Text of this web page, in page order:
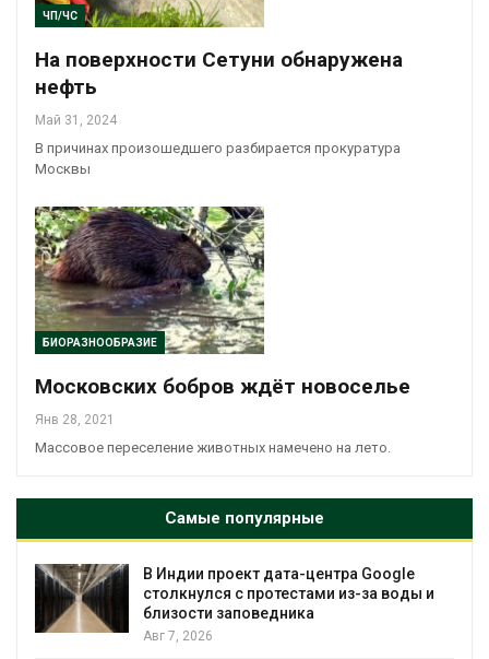
ЧП/ЧС
На поверхности Сетуни обнаружена
нефть
Май 31, 2024
В причинах произошедшего разбирается прокуратура
Москвы
БИОРАЗНООБРАЗИЕ
Московских бобров ждёт новоселье
Янв 28, 2021
Массовое переселение животных намечено на лето.
Самые популярные
В Индии проект дата-центра Google
столкнулся с протестами из-за воды и
близости заповедника
Авг 7, 2026